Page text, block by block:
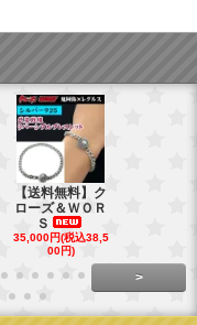
【送料無料】ク
ローズ＆ＷＯＲ
Ｓ
35,000円(税込38,5
00円)
>